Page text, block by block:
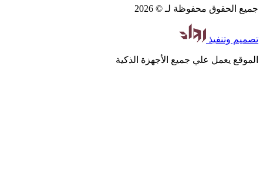
جميع الحقوق محفوظة لـ © 2026
تصميم وتنفيذ
الموقع يعمل علي جميع الأجهزة الذكية